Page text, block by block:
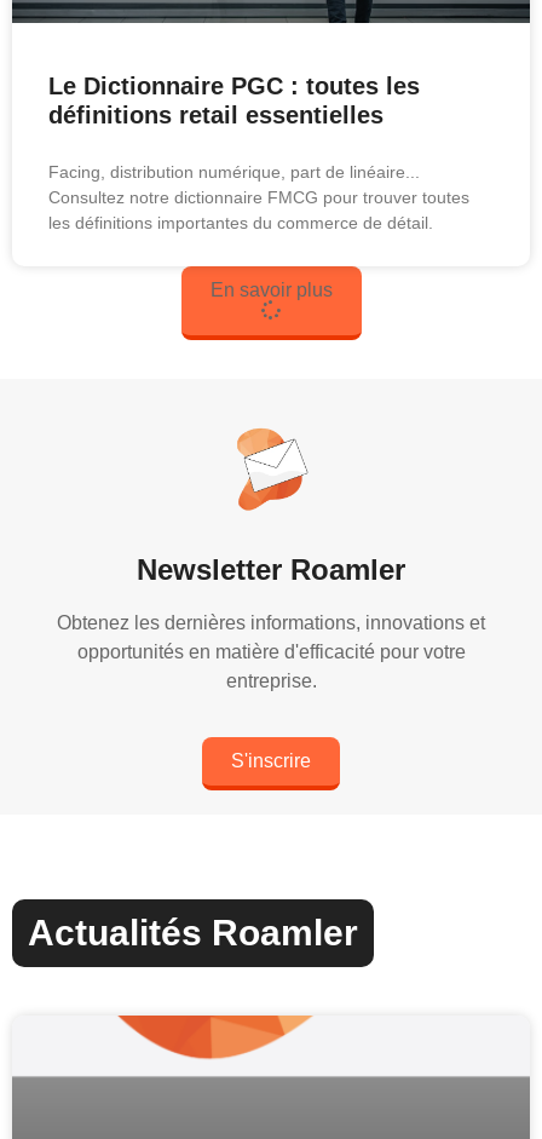
Le Dictionnaire PGC : toutes les
définitions retail essentielles
Facing, distribution numérique, part de linéaire...
Consultez notre dictionnaire FMCG pour trouver toutes
les définitions importantes du commerce de détail.
En savoir plus
Newsletter Roamler
Obtenez les dernières informations, innovations et
opportunités en matière d'efficacité pour votre
entreprise.
S'inscrire
Actualités Roamler